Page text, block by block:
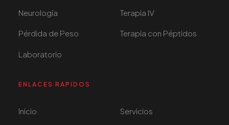
Neurología Terapia IV
Pérdida de Peso Terapia con Péptidos
Laboratorio
ENLACES RAPIDOS
Inicio Servicios